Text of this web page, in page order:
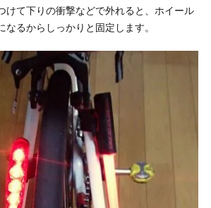
けて下りの衝撃などで外れると、ホイール
なるからしっかりと固定します。